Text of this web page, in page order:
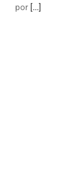
por [...]